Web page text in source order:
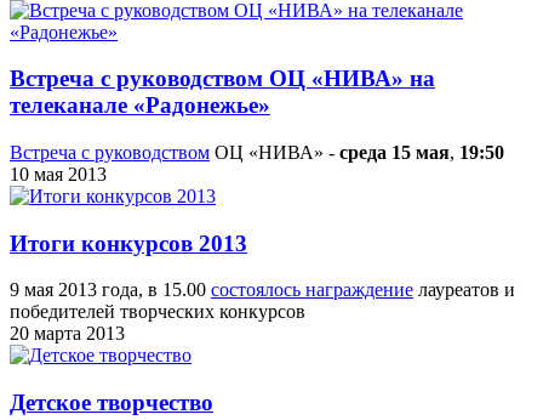
Встреча с руководством ОЦ «НИВА» на
телеканале «Радонежье»
Встреча с руководством ОЦ «НИВА» - среда 15 мая, 19:50
10 мая 2013
Итоги конкурсов 2013
9 мая 2013 года, в 15.00 состоялось награждение лауреатов и
победителей творческих конкурсов
20 марта 2013
Детское творчество